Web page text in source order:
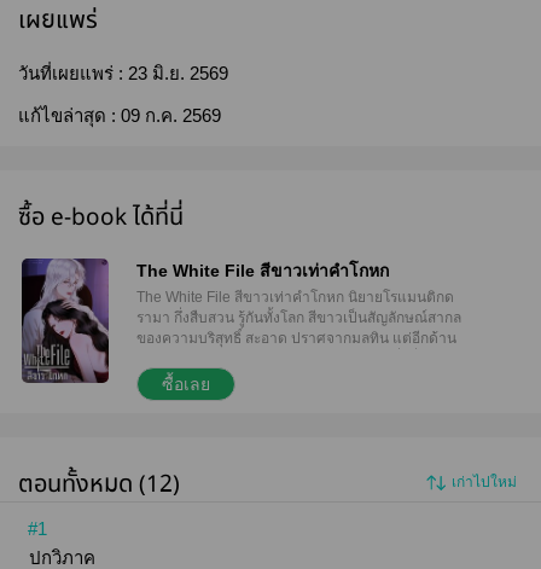
เผยแพร่
วันที่เผยแพร่ : 23 มิ.ย. 2569
แก้ไขล่าสุด : 09 ก.ค. 2569
ซื้อ e-book ได้ที่นี่
The White File สีขาวเท่าคำโกหก
The White File สีขาวเท่าคำโกหก นิยายโรแมนติกด
รามา กึ่งสืบสวน รู้กันทั้งโลก สีขาวเป็นสัญลักษณ์สากล
ของความบริสุทธิ์ สะอาด ปราศจากมลทิน แต่อีกด้าน
ประกายใต้แสงไฟงานเลี้ยงเปิดตัวไวน์ ความสวยสะดุด
ตาของอีกฝ่าย ดึงความสนใจจากเธอได้อย่างไม่อาจ
ความรู้สึกติดค้างในใจ กระทั่งได้ข้อมูลว่าคนที่เธอกำลัง
ซื้อเลย
ตอนทั้งหมด (12) เก่าไปใหม่
#1
ปกวิภาค